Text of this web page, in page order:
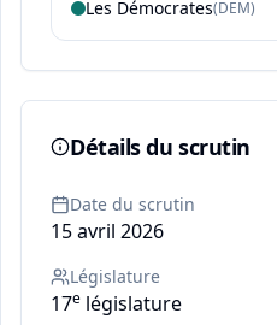
Les Démocrates(DEM)
Détails du scrutin
Date du scrutin
15 avril 2026
Législature
17e législature